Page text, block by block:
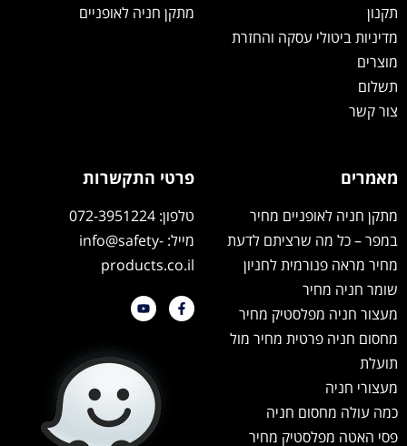
תקנון
מדיניות ביטולי עסקה והחזרת
מוצרים
תשלום
צור קשר
מתקן חניה לאופניים
מאמרים
מתקן חניה לאופניים מחיר
במפר – כל מה שרציתם לדעת
מחיר מראה פנורמית לחניון
שומר חניה מחיר
מעצור חניה מפלסטיק מחיר
מחסום חניה פרטית מחיר מול
תועלת
מעצורי חניה
כמה עולה מחסום חניה
פסי האטה מפלסטיק מחיר
פרטי התקשרות
טלפון: 072-3951224
מייל: info@safety-
products.co.il